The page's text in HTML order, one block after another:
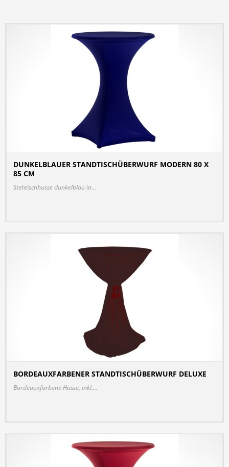
DUNKELBLAUER STANDTISCHÜBERWURF MODERN 80 X
85 CM
Stehtischhusse dunkelblau in...
BORDEAUXFARBENER STANDTISCHÜBERWURF DELUXE
Bordeauxfarbene Husse, inkl....
DETAILS